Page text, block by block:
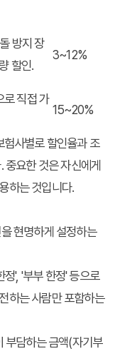
방지 장
할인.
3~12%
로 직접 가
15~20%
사별로 할인율과 조
중요한 것은 자신에게
하는 것입니다.
현명하게 설정하는
', '부부 한정' 등으로
하는 사람만 포함하는
부담하는 금액(자기부